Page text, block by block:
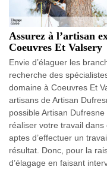
Assurez à l’artisan
Coeuvres Et Valsery
Envie d’élaguer les
recherche des
domaine à Coeuvres Et
artisans de Artisan
possible Artisan
réaliser votre travail
aptes d’effectuer un
résultat. Donc, pour la
d’élagage en faisant